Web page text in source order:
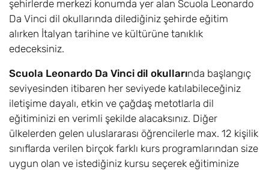
şehirlerde merkezi konumda yer alan Scuola Leonardo
Da Vinci dil okullarında dilediğiniz şehirde eğitim
alırken İtalyan tarihine ve kültürüne tanıklık
edeceksiniz.
Scuola Leonardo Da Vinci dil okullarında başlangıç
seviyesinden itibaren her seviyede katılabileceğiniz
iletişime dayalı, etkin ve çağdaş metotlarla dil
eğitiminizi en verimli şekilde alacaksınız. Diğer
ülkelerden gelen uluslararası öğrencilerle max. 12 kişilik
sınıflarda verilen birçok farklı kurs programlarından size
uygun olan ve istediğiniz kursu seçerek eğitiminize